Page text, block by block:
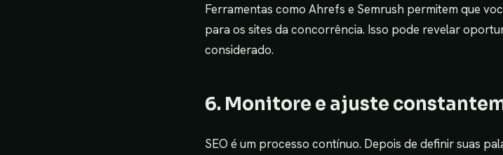
Ferramentas como Ahrefs e Semrush permitem que
para os sites da concorrência. Isso pode revelar
considerado.
6. Monitore e ajuste
SEO é um processo contínuo. Depois de definir suas